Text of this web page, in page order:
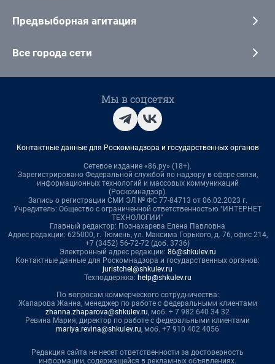
Предвыборная агитация
Все города сети
Мы в соцсетях
Контактные данные для Роскомнадзора и государственных органов
Сетевое издание «86.ру» (18+).
Зарегистрировано Федеральной службой по надзору в сфере связи,
информационных технологий и массовых коммуникаций
(Роскомнадзор).
Запись о регистрации СМИ ЭЛ № ФС 77-84713 от 06.02.2023 г.
Учредитель: Общество с ограниченной ответственностью "ИНТЕРНЕТ
ТЕХНОЛОГИИ"
Главный редактор: Познахарева Елена Павловна
Адрес редакции: 625000, г. Тюмень, ул. Максима Горького, д. 76, офис 214,
+7 (3452) 56-72-72 (доб. 3736)
Электронный адрес редакции: 86@shkulev.ru
Контактные данные для Роскомнадзора и государственных органов:
juristchel@shkulev.ru
Техподдержка: help@shkulev.ru
По вопросам коммерческого сотрудничества:
Жапарова Жанна, менеджер по работе с федеральными клиентами
zhanna.zhaparova@shkulev.ru, моб. + 7 982 640 34 32
Ревина Мария, директор по работе с федеральными клиентами
mariya.revina@shkulev.ru, моб. +7 910 402 4056
Редакция сайта не несет ответственности за достоверность
информации, содержащейся в рекламных объявлениях.